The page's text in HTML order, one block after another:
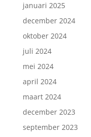
januari 2025
december 2024
oktober 2024
juli 2024
mei 2024
april 2024
maart 2024
december 2023
september 2023